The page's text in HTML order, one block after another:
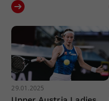
29.01.2025